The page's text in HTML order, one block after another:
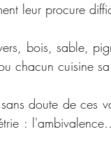
leur procure
bois, sable,
chacun cuisine
doute de ces
: